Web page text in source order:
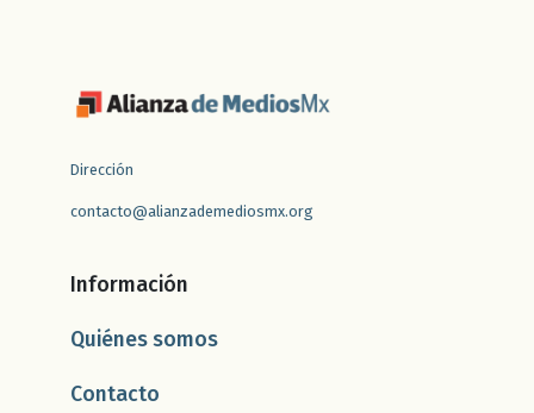
Dirección
contacto@alianzademediosmx.org
Información
Quiénes somos
Contacto